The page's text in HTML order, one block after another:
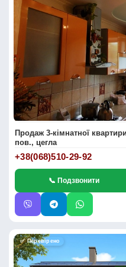
Продаж 3-кімнатної
пов., цегла
+38(068)510-29-92
📞 Подзвонити
✅ Перевірено